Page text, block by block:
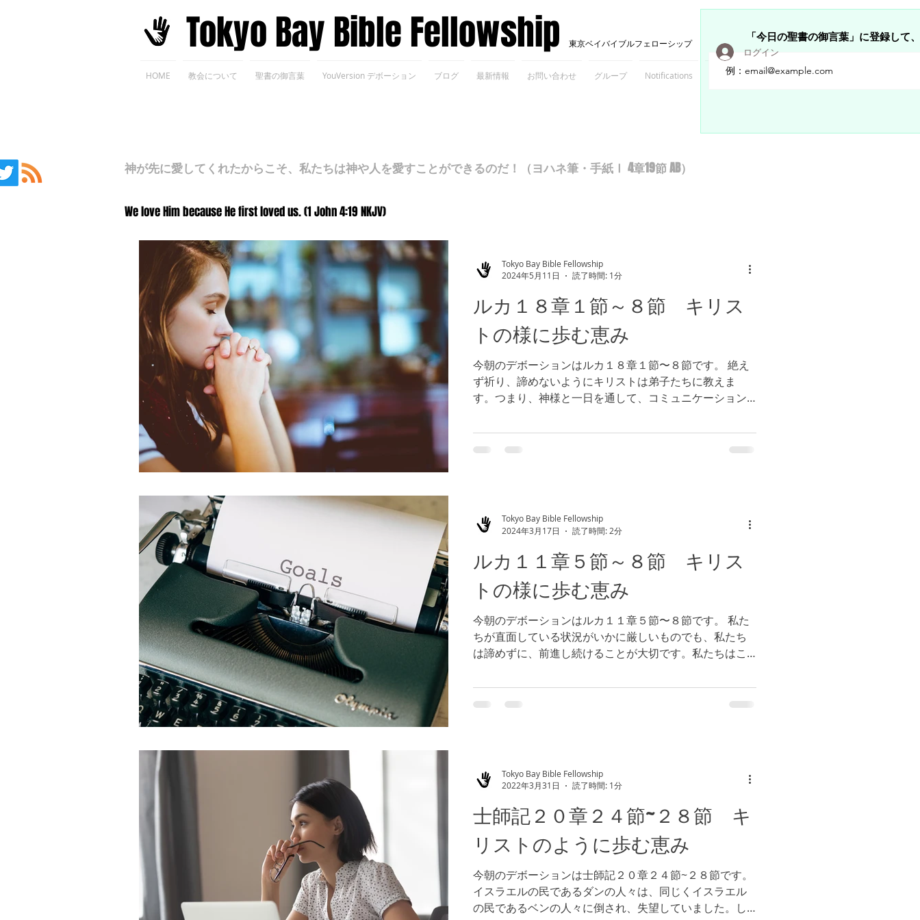
​Tokyo Bay Bible Fellowship 東京ベイバイブルフェローシップ
HOME 教会について 聖書の御言葉 YouVersion デボーション ブログ 最新情報 お問い合わせ グループ Notifications Members
「今日の聖書の御言葉」に登録して
ログイン
神が先に愛してくれたからこそ、私たちは神や人を愛すことができるのだ！（ヨハネ筆・手紙Ⅰ 4章19節 AB）
We love Him because He first loved us. (1 John 4:19 NKJV)
ルカ１８章１節～８節 キリス
トの様に歩む恵み
今朝のデボーションはルカ１８章１節〜８節です。 絶え
ず祈り、諦めないようにキリストは弟子たちに教えま
す。つまり、神様と一日を通して、コミュニケーション
う。 神様の豊かな祝福がありますように！
Tokyo Bay Bible Fellowship
2024年5月11日
読了時間: 1分
ルカ１１章５節～８節 キリス
トの様に歩む恵み
今朝のデボーションはルカ１１章５節〜８節です。 私た
ちが直面している状況がいかに厳しいものでも、私たち
は諦めずに、前進し続けることが大切です。私たちはこ
る傾向が非常に強いですが、人々に対して掲げることは
どうでしょうか。愛は諦...
Tokyo Bay Bible Fellowship
2024年3月17日
読了時間: 2分
士師記２０章２４節~２８節 キ
リストのように歩む恵み
今朝のデボーションは士師記２０章２４節~２８節です。
イスラエルの民であるダンの人々は、同じくイスラエル
の民であるベンの人々に倒され、失望していました。し
Tokyo Bay Bible Fellowship
2022年3月31日
読了時間: 1分